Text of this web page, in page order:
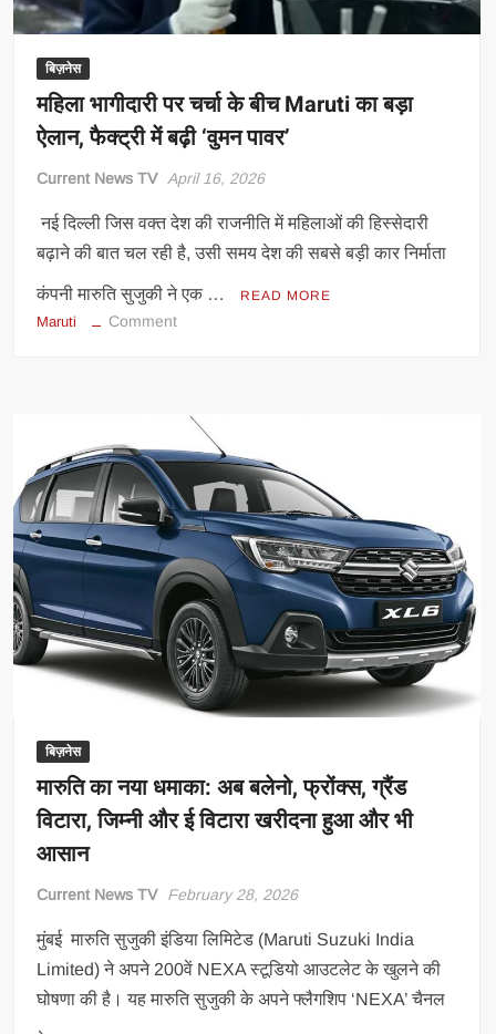
खुलासा
बिज़नेस
महिला भागीदारी पर चर्चा के बीच Maruti का बड़ा
ऐलान, फैक्ट्री में बढ़ी ‘वुमन पावर’
Current News TV April 16, 2026
नई दिल्ली जिस वक्त देश की राजनीति में महिलाओं की हिस्सेदारी
बढ़ाने की बात चल रही है, उसी समय देश की सबसे बड़ी कार निर्माता
कंपनी मारुति सुजुकी ने एक … READ MORE
Maruti Commenton
चर्चा
के
Maruti
का
ऐलान,
फैक्ट्री
में
बढ़ी
‘वुमन
पावर’
बिज़नेस
मारुति का नया धमाका: अब बलेनो, फ्रोंक्स, ग्रैंड
विटारा, जिम्नी और ई विटारा खरीदना हुआ और भी
आसान
Current News TV February 28, 2026
मुंबई मारुति सुजुकी इंडिया लिमिटेड (Maruti Suzuki India
Limited) ने अपने 200वें NEXA स्टूडियो आउटलेट के खुलने की
घोषणा की है। यह मारुति सुजुकी के अपने फ्लैगशिप ‘NEXA’ चैनल